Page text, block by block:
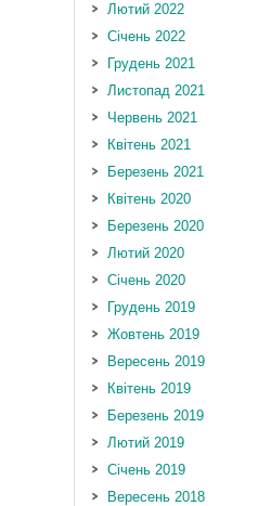
Лютий 2022
Січень 2022
Грудень 2021
Листопад 2021
Червень 2021
Квітень 2021
Березень 2021
Квітень 2020
Березень 2020
Лютий 2020
Січень 2020
Грудень 2019
Жовтень 2019
Вересень 2019
Квітень 2019
Березень 2019
Лютий 2019
Січень 2019
Вересень 2018